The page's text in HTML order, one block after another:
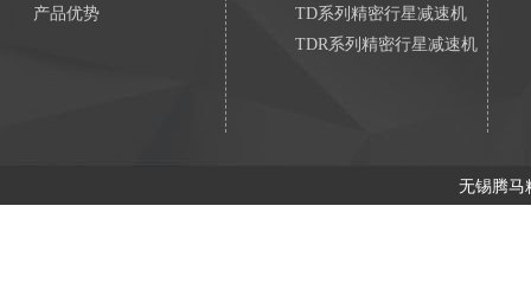
产品优势
TD系列精密行星减速机
TDR系列精密行星减速机
无锡腾马